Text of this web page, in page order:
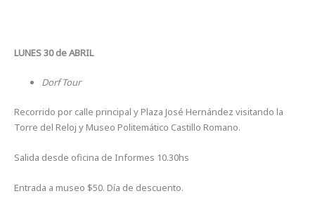
LUNES 30 de ABRIL
Dorf Tour
Recorrido por calle principal y Plaza José Hernández visitando la
Torre del Reloj y Museo Politemático Castillo Romano.
Salida desde oficina de Informes 10.30hs
Entrada a museo $50. Día de descuento.